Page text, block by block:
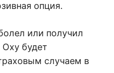
опция.
или получил
будет
случаем в